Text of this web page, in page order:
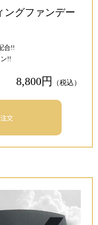
ングファンデー
合!!
!!
8,800円 （税込）
文